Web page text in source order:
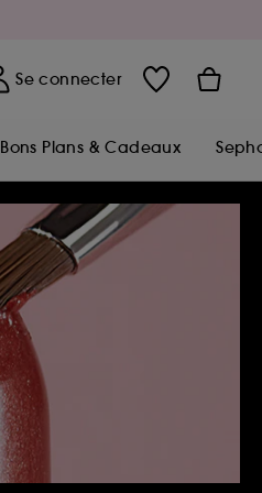
Se connecter
Bons Plans & Cadeaux